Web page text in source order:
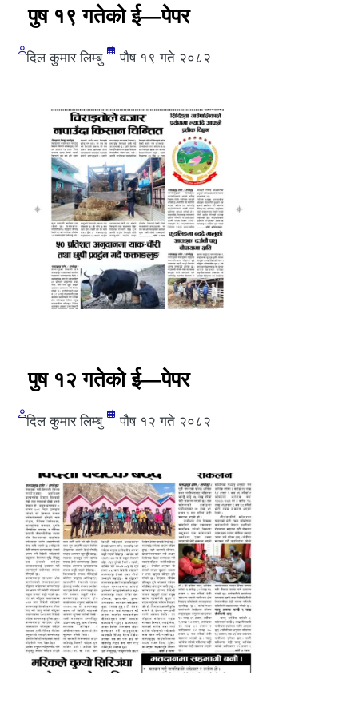
पुष १९ गतेको ई—पेपर
दिल कुमार लिम्बु पौष १९ गते २०८२
पुष १२ गतेको ई—पेपर
दिल कुमार लिम्बु पौष १२ गते २०८२